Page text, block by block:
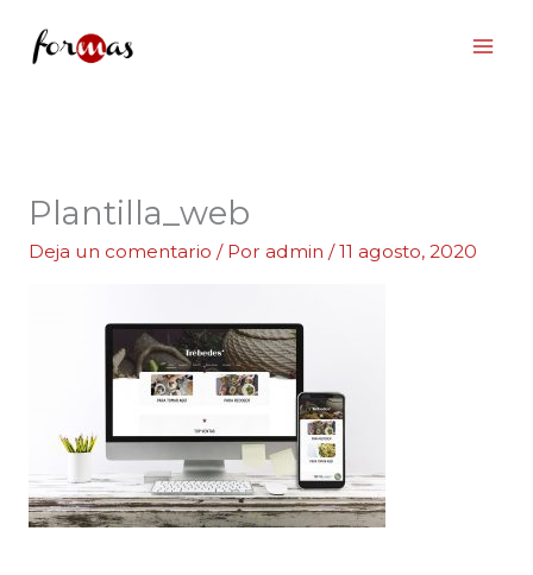
Plantilla_web
Deja un comentario / Por admin /11 agosto, 2020